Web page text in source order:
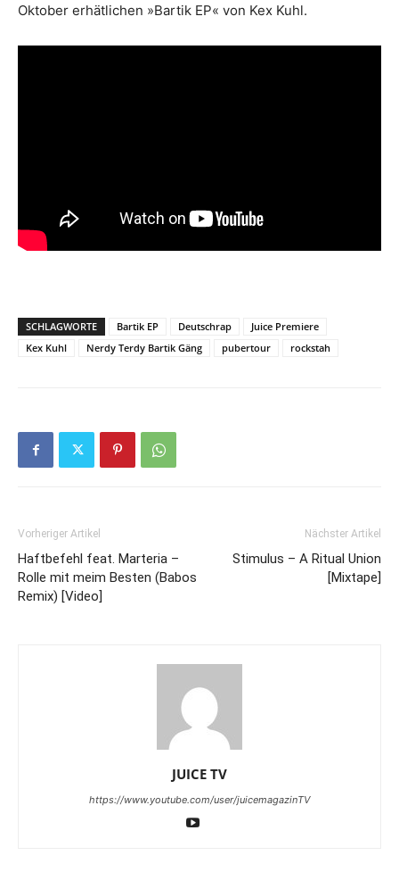
Oktober erhätlichen »Bartik EP« von Kex Kuhl.
SCHLAGWORTE Bartik EP Deutschrap
Juice Premiere
Kex Kuhl
Nerdy Terdy Bartik Gäng pubertour rockstah
Vorheriger Artikel
Haftbefehl feat. Marteria –
Rolle mit meim Besten (Babos
Remix) [Video]
Nächster Artikel
Stimulus – A Ritual Union
[Mixtape]
JUICE TV
https://www.youtube.com/user/juicemagazinTV